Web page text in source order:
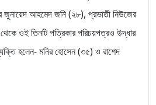
আহমেদ জনি (২৮), প্রভাতী নিউজের
ওই তিনটি পত্রিকার পরিচয়পত্রও উদ্ধার
হলেন- মনির হোসেন (৩৫) ও রাশেদ